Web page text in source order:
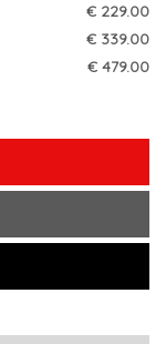
€ 229.00
€ 339.00
€ 479.00